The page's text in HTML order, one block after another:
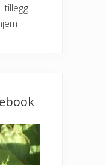
tillegg